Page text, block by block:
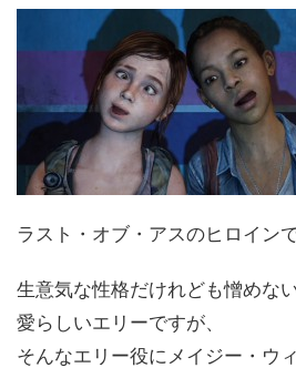
ラスト・オブ・アスのヒロイン
生意気な性格だけれども憎めな
愛らしいエリーですが、
そんなエリー役にメイジー・ウ